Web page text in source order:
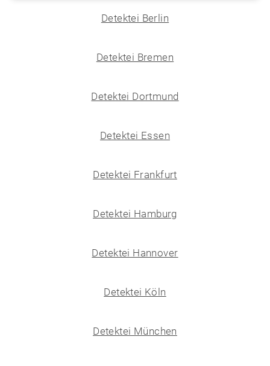
Detektei Berlin
Detektei Bremen
Detektei Dortmund
Detektei Essen
Detektei Frankfurt
Detektei Hamburg
Detektei Hannover
Detektei Köln
Detektei München